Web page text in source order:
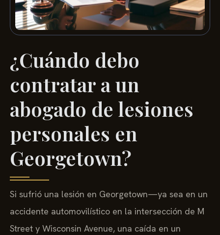
¿Cuándo debo
contratar a un
abogado de lesiones
personales en
Georgetown?
Si sufrió una lesión en Georgetown—ya sea en un
accidente automovilístico en la intersección de M
Street y Wisconsin Avenue, una caída en un